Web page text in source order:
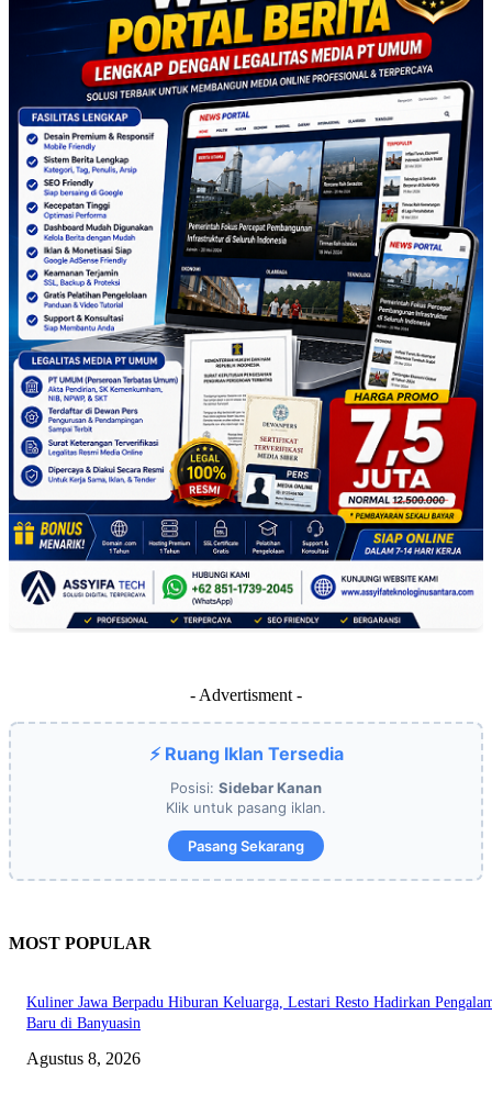
- Advertisment -
⚡ Ruang Iklan Tersedia
Posisi: Sidebar Kanan
Klik untuk pasang iklan.
Pasang Sekarang
MOST POPULAR
Kuliner Jawa Berpadu Hiburan Keluarga, Lestari Resto Hadirkan
Baru di Banyuasin
Agustus 8, 2026